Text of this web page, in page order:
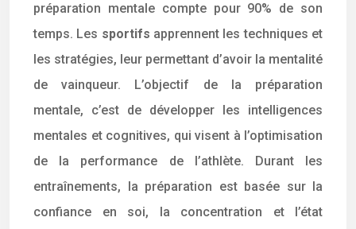
préparation mentale compte pour 90% de son
temps. Les sportifs apprennent les techniques et
les stratégies, leur permettant d’avoir la mentalité
de vainqueur. L’objectif de la préparation
mentale, c’est de développer les intelligences
mentales et cognitives, qui visent à l’optimisation
de la performance de l’athlète. Durant les
entraînements, la préparation est basée sur la
confiance en soi, la concentration et l’état